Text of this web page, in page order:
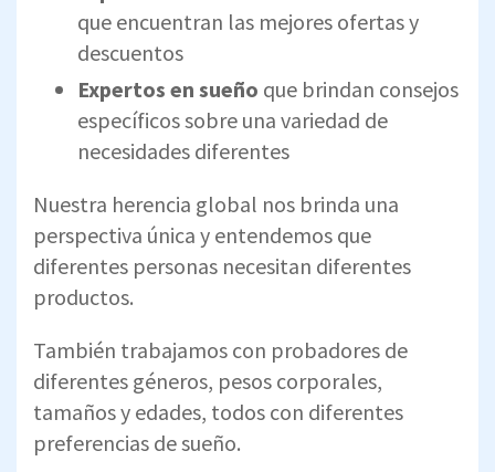
que encuentran las mejores ofertas y
descuentos
Expertos en sueño que brindan consejos
específicos sobre una variedad de
necesidades diferentes
Nuestra herencia global nos brinda una
perspectiva única y entendemos que
diferentes personas necesitan diferentes
productos.
También trabajamos con probadores de
diferentes géneros, pesos corporales,
tamaños y edades, todos con diferentes
preferencias de sueño.